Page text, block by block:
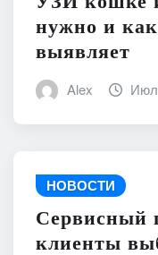
нужно и
выявляет
Alex Июл
НОВОСТИ
Сервисный
клиенты